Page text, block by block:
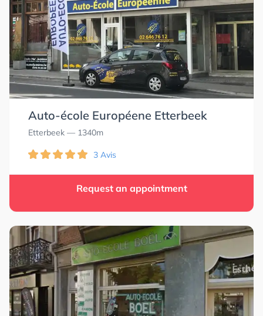
Auto-école Européene Etterbeek
Etterbeek — 1340m
3 Avis
Request an appointment